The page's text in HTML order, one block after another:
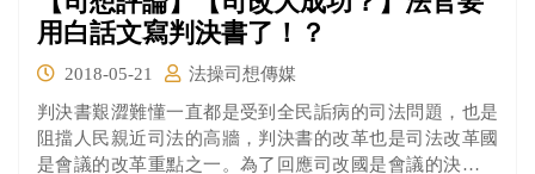
用白話文寫判決書了！？
2018-05-21
法操司想傳媒
判決書艱澀難懂一直都是受到全民詬病的司法問題，也是
阻擋人民親近司法的高牆，判決書的改革也是司法改革國
是會議的改革重點之一。為了回應司改國是會議的決議，